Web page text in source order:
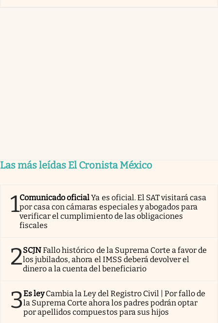
Las más leídas El Cronista México
1Comunicado oficialYa es oficial. El SAT visitará casa
por casa con cámaras especiales y abogados para
verificar el cumplimiento de las obligaciones
fiscales
2SCJNFallo histórico de la Suprema Corte a favor de
los jubilados, ahora el IMSS deberá devolver el
dinero a la cuenta del beneficiario
3Es ley Cambia la Ley del Registro Civil | Por fallo de
la Suprema Corte ahora los padres podrán optar
por apellidos compuestos para sus hijos